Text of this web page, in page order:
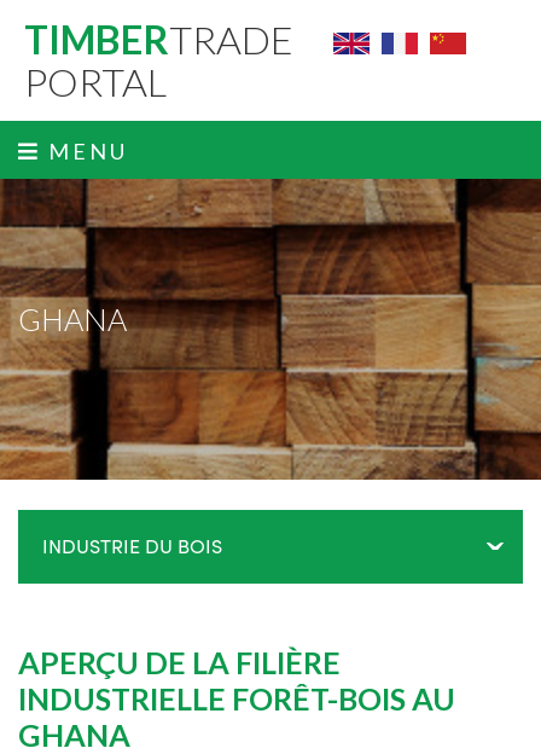
TIMBERTRADE
PORTAL
MENU
GHANA
INDUSTRIE DU BOIS ˬ
APERÇU DE LA FILIÈRE
INDUSTRIELLE FORÊT-BOIS AU
GHANA